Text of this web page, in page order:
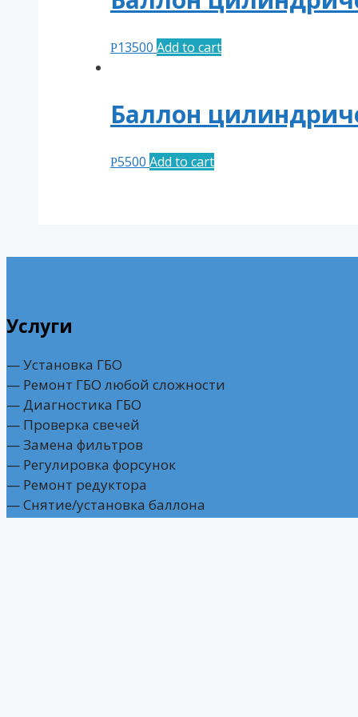
Р13500 Add to cart
Баллон
Р5500 Add to cart
Услуги
— Установка ГБО
— Ремонт ГБО любой сложности
— Диагностика ГБО
— Проверка свечей
— Замена фильтров
— Регулировка форсунок
— Ремонт редуктора
— Снятие/установка баллона